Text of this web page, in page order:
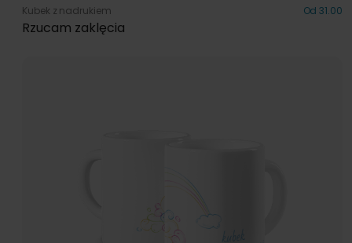
Kubek z nadrukiem Od 31.00
Rzucam zaklęcia